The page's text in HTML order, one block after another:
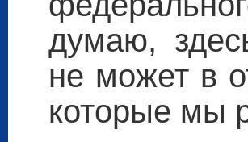
думаю,
не может в
которые мы